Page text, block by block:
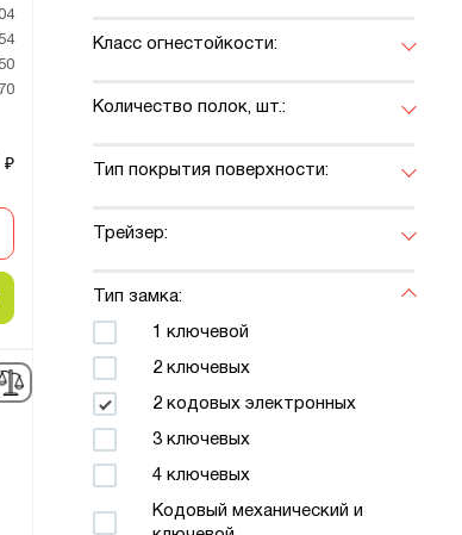
70
₽
Класс огнестойкости:
Количество полок, шт.:
Тип покрытия поверхности:
Трейзер:
Тип замка:
1 ключевой
2 ключевых
2 кодовых электронных
3 ключевых
4 ключевых
Кодовый механический и